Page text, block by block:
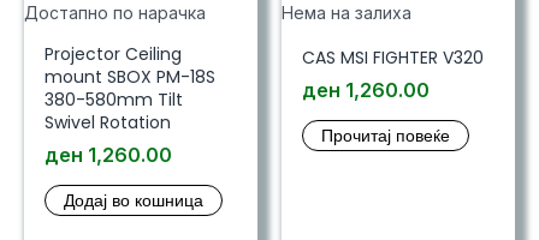
Достапно по нарачка
Projector Ceiling
mount SBOX PM-18S
380-580mm Tilt
Swivel Rotation
ден 1,260.00
Додај во кошница
Нема на залиха
CAS MSI FIGHTER V320
ден 1,260.00
Прочитај повеќе